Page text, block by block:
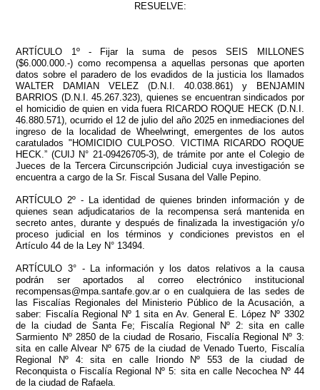
RESUELVE:
ARTÍCULO 1º - Fijar la suma de pesos SEIS MILLONES
($6.000.000.-) como recompensa a aquellas personas que aporten
datos sobre el paradero de los evadidos de la justicia los llamados
WALTER DAMIAN VELEZ (D.N.I. 40.038.861) y BENJAMIN
BARRIOS (D.N.I. 45.267.323), quienes se encuentran sindicados por
el homicidio de quien en vida fuera RICARDO ROQUE HECK (D.N.I.
46.880.571), ocurrido el 12 de julio del año 2025 en inmediaciones del
ingreso de la localidad de Wheelwringt, emergentes de los autos
caratulados "HOMICIDIO CULPOSO. VICTIMA RICARDO ROQUE
HECK.” (CUIJ N° 21-09426705-3), de trámite por ante el Colegio de
Jueces de la Tercera Circunscripción Judicial cuya investigación se
encuentra a cargo de la Sr. Fiscal Susana del Valle Pepino.
ARTÍCULO 2º - La identidad de quienes brinden información y de
quienes sean adjudicatarios de la recompensa será mantenida en
secreto antes, durante y después de finalizada la investigación y/o
proceso judicial en los términos y condiciones previstos en el
Artículo 44 de la Ley N° 13494.
ARTÍCULO 3° - La información y los datos relativos a la causa
podrán ser aportados al correo electrónico institucional
recompensas@mpa.santafe.gov.ar o en cualquiera de las sedes de
las Fiscalías Regionales del Ministerio Público de la Acusación, a
saber: Fiscalía Regional Nº 1 sita en Av. General E. López Nº 3302
de la ciudad de Santa Fe; Fiscalía Regional Nº 2: sita en calle
Sarmiento Nº 2850 de la ciudad de Rosario, Fiscalía Regional Nº 3:
sita en calle Alvear Nº 675 de la ciudad de Venado Tuerto, Fiscalía
Regional Nº 4: sita en calle Iriondo Nº 553 de la ciudad de
Reconquista o Fiscalía Regional Nº 5: sita en calle Necochea Nº 44
de la ciudad de Rafaela.